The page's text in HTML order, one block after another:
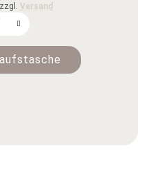
Versand